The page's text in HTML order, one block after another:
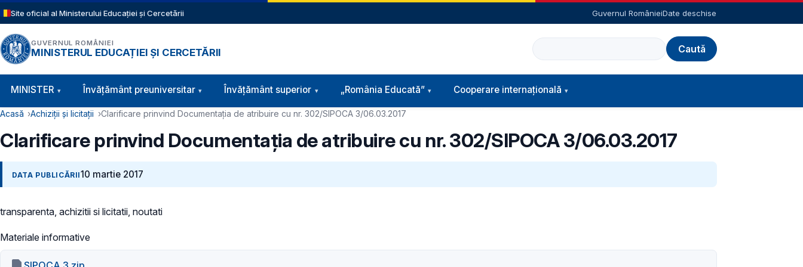
Sari la conținutul principal
Site oficial al Ministerului Educației și Cercetării Guvernul RomânieiDate deschise
GUVERNUL ROMÂNIEI
MINISTERUL EDUCAȚIEI ȘI CERCETĂRII
Caută
Navigație principală
MINISTER Învăţământ preuniversitar Învățământ superior „România Educată” Cooperare internațională
Cale de navigare
Acasă Achiziții și licitații Clarificare prinvind Documentația de atribuire cu nr. 302/SIPOCA 3/06.03.2017
Clarificare prinvind Documentația de atribuire cu nr. 302/SIPOCA 3/06.03.2017
DATA PUBLICĂRII10 martie 2017
transparenta, achizitii si licitatii, noutati
Materiale informative